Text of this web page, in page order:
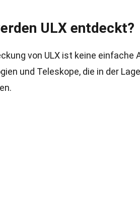
ULX entdeckt?
von ULX ist keine
und Teleskope, die in der